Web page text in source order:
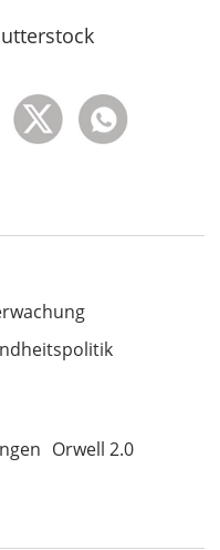
Orwell 2.0